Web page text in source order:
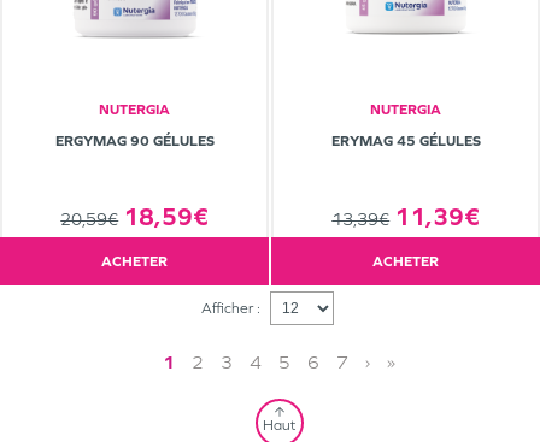
NUTERGIA
ERGYMAG 90 GÉLULES
20,59€ 18,59€
ACHETER
NUTERGIA
ERYMAG 45 GÉLULES
13,39€ 11,39€
ACHETER
Afficher :
1 2 3 4 5 6 7 › »
Haut